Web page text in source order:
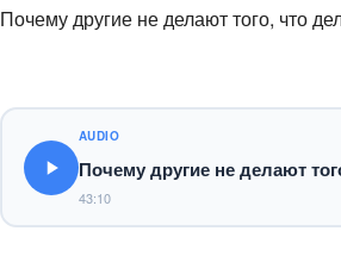
Почему другие не делают того, что
AUDIO
Почему другие не делают
43:10